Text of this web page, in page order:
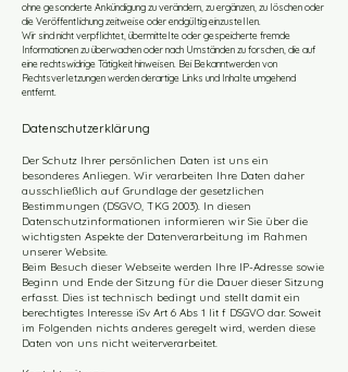
ohne gesonderte Ankündigung zu verändern, zu ergänzen, zu löschen oder
die Veröffentlichung zeitweise oder endgültig einzustellen.​
Wir sind nicht verpflichtet, übermittelte oder gespeicherte fremde
Informationen zu überwachen oder nach Umständen zu forschen, die auf
eine rechtswidrige Tätigkeit hinweisen. Bei Bekanntwerden von
Rechtsverletzungen werden derartige Links und Inhalte umgehend
entfernt.
Datenschutzerklärung
Der Schutz Ihrer persönlichen Daten ist uns ein
besonderes Anliegen. Wir verarbeiten Ihre Daten daher
ausschließlich auf Grundlage der gesetzlichen
Bestimmungen (DSGVO, TKG 2003). In diesen
Datenschutzinformationen informieren wir Sie über die
wichtigsten Aspekte der Datenverarbeitung im Rahmen
unserer Website.
Beim Besuch dieser Webseite werden Ihre IP-Adresse sowie
Beginn und Ende der Sitzung für die Dauer dieser Sitzung
erfasst. Dies ist technisch bedingt und stellt damit ein
berechtigtes Interesse iSv Art 6 Abs 1 lit f DSGVO dar. Soweit
im Folgenden nichts anderes geregelt wird, werden diese
Daten von uns nicht weiterverarbeitet.